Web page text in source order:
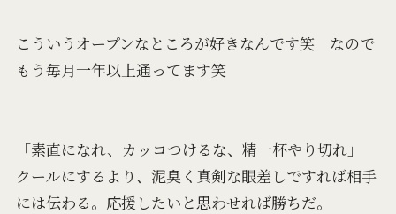
こういうオープンなところが好きなんです笑 なので
もう毎月一年以上通ってます笑
「素直になれ、カッコつけるな、精一杯やり切れ」
クールにするより、泥臭く真剣な眼差しですれば相手
には伝わる。応援したいと思わせれば勝ちだ。